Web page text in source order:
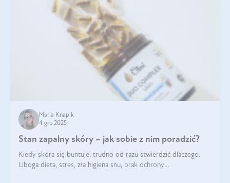
Maria Knapik
4 gru 2025
Stan zapalny skóry – jak sobie z nim poradzić?
Kiedy skóra się buntuje, trudno od razu stwierdzić dlaczego.
Uboga dieta, stres, zła higiena snu, brak ochrony